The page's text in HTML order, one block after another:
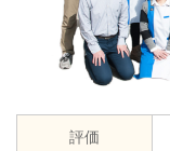
評価